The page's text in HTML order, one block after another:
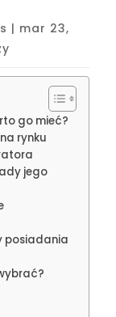
| mar 23,
go mieć?
rynku
jego
posiadania